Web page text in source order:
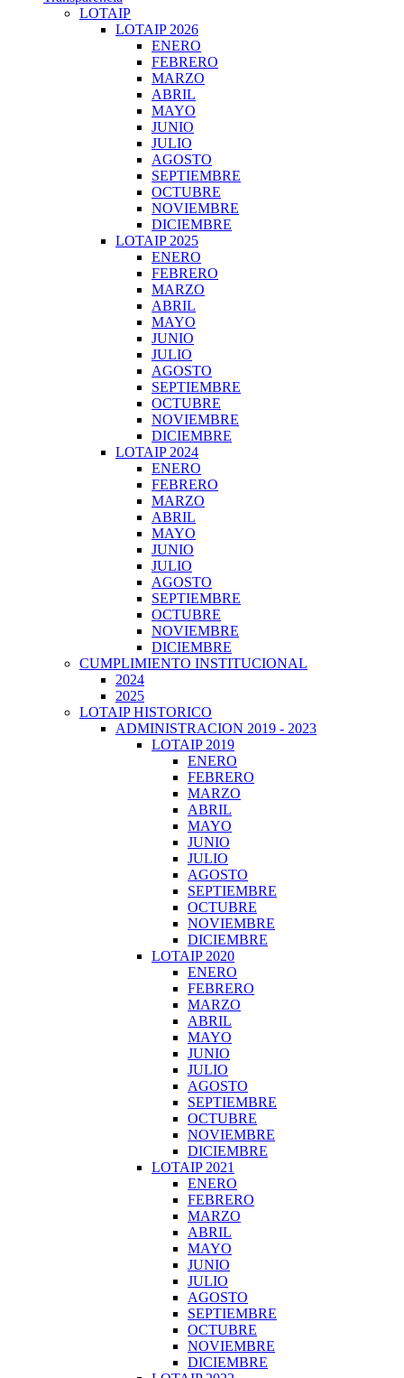
LOTAIP
LOTAIP 2026
ENERO
FEBRERO
MARZO
ABRIL
MAYO
JUNIO
JULIO
AGOSTO
SEPTIEMBRE
OCTUBRE
NOVIEMBRE
DICIEMBRE
LOTAIP 2025
ENERO
FEBRERO
MARZO
ABRIL
MAYO
JUNIO
JULIO
AGOSTO
SEPTIEMBRE
OCTUBRE
NOVIEMBRE
DICIEMBRE
LOTAIP 2024
ENERO
FEBRERO
MARZO
ABRIL
MAYO
JUNIO
JULIO
AGOSTO
SEPTIEMBRE
OCTUBRE
NOVIEMBRE
DICIEMBRE
CUMPLIMIENTO INSTITUCIONAL
2024
2025
LOTAIP HISTORICO
ADMINISTRACION 2019 - 2023
LOTAIP 2019
ENERO
FEBRERO
MARZO
ABRIL
MAYO
JUNIO
JULIO
AGOSTO
SEPTIEMBRE
OCTUBRE
NOVIEMBRE
DICIEMBRE
LOTAIP 2020
ENERO
FEBRERO
MARZO
ABRIL
MAYO
JUNIO
JULIO
AGOSTO
SEPTIEMBRE
OCTUBRE
NOVIEMBRE
DICIEMBRE
LOTAIP 2021
ENERO
FEBRERO
MARZO
ABRIL
MAYO
JUNIO
JULIO
AGOSTO
SEPTIEMBRE
OCTUBRE
NOVIEMBRE
DICIEMBRE